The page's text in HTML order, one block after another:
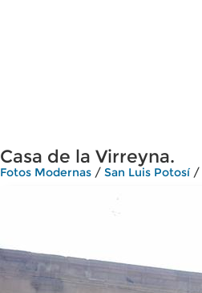
Casa de la Virreyna.
Fotos Modernas / San Luis Potosí /